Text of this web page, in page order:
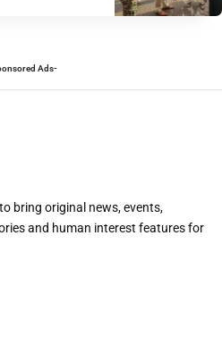
Ads-
bring original news, events,
and human interest features for